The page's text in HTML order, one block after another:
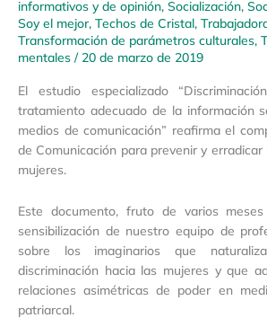
informativos y de opinión, Socialización,
Soy el mejor, Techos de Cristal,
Transformación de parámetros culturales,
mentales / 20 de marzo de 2019
El estudio especializado
tratamiento adecuado de la información
medios de comunicación” reafirma el
de Comunicación para prevenir y erradicar
mujeres.
Este documento, fruto de varios
sensibilización de nuestro equipo de
sobre los imaginarios que
discriminación hacia las mujeres y que
relaciones asimétricas de poder en
patriarcal.